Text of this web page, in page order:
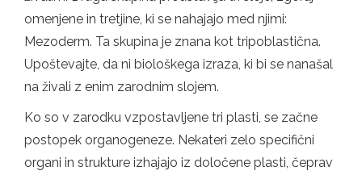
omenjene in tretjine, ki se nahajajo med njimi:
Mezoderm. Ta skupina je znana kot tripoblastična.
Upoštevajte, da ni biološkega izraza, ki bi se nanašal
na živali z enim zarodnim slojem.
Ko so v zarodku vzpostavljene tri plasti, se začne
postopek organogeneze. Nekateri zelo specifični
organi in strukture izhajajo iz določene plasti, čeprav